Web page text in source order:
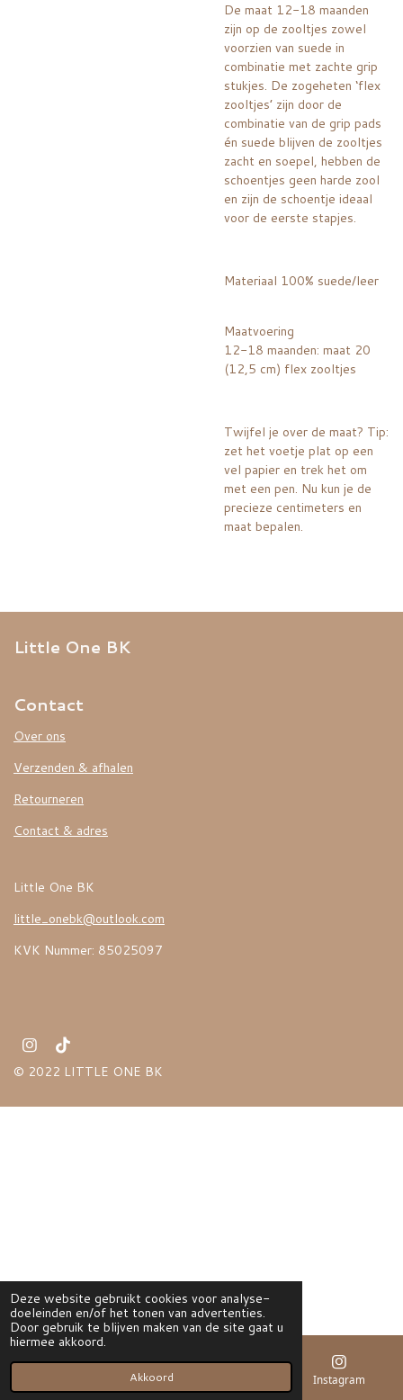
Deze website gebruikt cookies voor analyse-
doeleinden en/of het tonen van advertenties.
Door gebruik te blijven maken van de site gaat u
hiermee akkoord.
Akkoord
De maat 12-18 maanden
zijn op de zooltjes zowel
voorzien van suede in
combinatie met zachte grip
stukjes. De zogeheten ‘flex
zooltjes’ zijn door de
combinatie van de grip pads
én suede blijven de zooltjes
zacht en soepel, hebben de
schoentjes geen harde zool
en zijn de schoentje ideaal
voor de eerste stapjes.
Materiaal 100% suede/leer
Maatvoering
12-18 maanden: maat 20
(12,5 cm) flex zooltjes
Twijfel je over de maat? Tip:
zet het voetje plat op een
vel papier en trek het om
met een pen. Nu kun je de
precieze centimeters en
maat bepalen.
Little One BK
Contact
Over ons
Verzenden & afhalen
Retourneren
Contact & adres
Little One BK
little_onebk@outlook.com
KVK Nummer: 85025097
I
n
s
a
T
k
o
© 2022 LITTLE ONE BK
E-mailadres Instagram